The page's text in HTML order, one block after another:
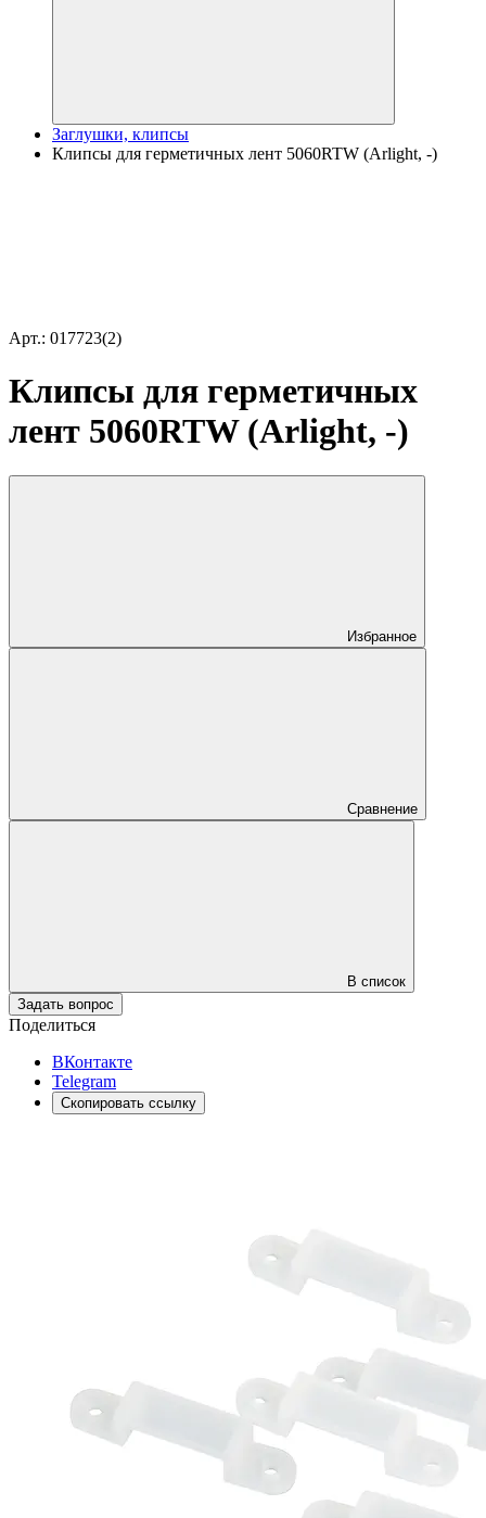
Заглушки, клипсы
Клипсы для герметичных лент 5060RTW (Arlight, -)
Арт.: 017723(2)
Клипсы для герметичных
лент 5060RTW (Arlight, -)
Избранное
Сравнение
В список
Задать вопрос
Поделиться
ВКонтакте
Telegram
Скопировать ссылку